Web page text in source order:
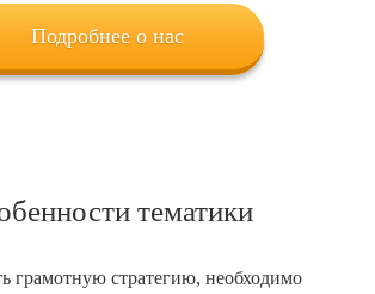
Подробнее о нас
тематики
грамотную стратегию, необходимо